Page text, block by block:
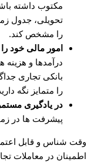
مکتوب داشته
تحویلی، جدول
را مشخص کند.
امور مالی خود
درآمدها و هزینه
بانکی تجاری
را متمایز نگه
در یادگیری
پیشرفت ها در
وقت شناس و قابل
اطمینان در معاملات